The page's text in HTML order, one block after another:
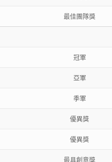
最佳團隊獎
冠軍
亞軍
季軍
優異獎
優異獎
最具創意獎